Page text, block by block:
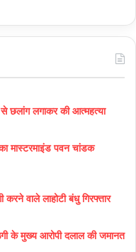
छलांग लगाकर की आत्महत्या
मास्टरमाइंड पवन चांडक
करने वाले लाहोटी बंधु गिरफ्तार
के मुख्य आरोपी दलाल की जमानत